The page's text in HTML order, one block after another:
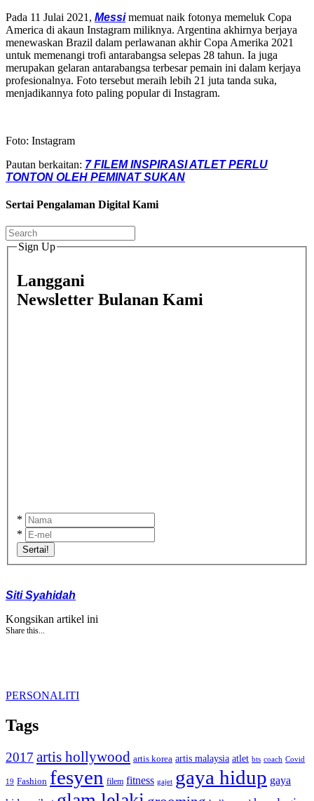
Pada 11 Julai 2021, Messimemuat naik fotonya memeluk Copa
America di akaun Instagram miliknya. Argentina akhirnya berjaya
menewaskan Brazil dalam perlawanan akhir Copa Amerika 2021
untuk memenangi trofi antarabangsa selepas 28 tahun. Ia juga
merupakan gelaran antarabangsa terbesar pemain ini dalam kerjaya
profesionalnya. Foto tersebut meraih lebih 21 juta tanda suka,
menjadikannya foto paling popular di Instagram.
Foto: Instagram
Pautan berkaitan: 7 FILEM INSPIRASI ATLET PERLU
TONTON OLEH PEMINAT SUKAN
Sertai Pengalaman Digital Kami
Sign Up
Langgani
Newsletter Bulanan Kami
*
*
Sertai!
Siti Syahidah
Kongsikan artikel ini
Share this...
PERSONALITI
Tags
2017 artis hollywood artis korea artis malaysia atlet bts coach Covid
19 Fashion fesyen filem fitness gajet gaya hidup gaya